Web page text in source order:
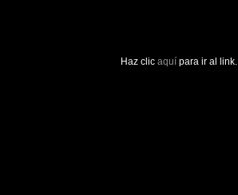
Haz clic aquí para ir al link.